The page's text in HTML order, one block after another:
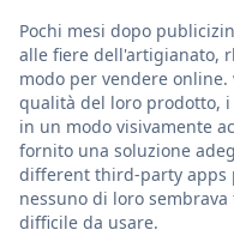
Pochi mesi dopo
alle fiere dell'artigianato,
modo per vendere
qualità del loro prodotto,
in un modo visivamente
fornito una soluzione
different third-party apps
nessuno di loro
difficile da usare.